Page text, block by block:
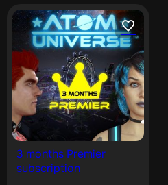
3 months Premier
subscription